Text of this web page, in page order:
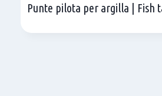
Punte pilota per argilla | Fish